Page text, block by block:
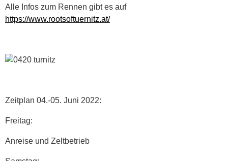
Alle Infos zum Rennen gibt es auf
https://www.rootsoftuernitz.at/
Zeitplan 04.-05. Juni 2022:
Freitag:
Anreise und Zeltbetrieb